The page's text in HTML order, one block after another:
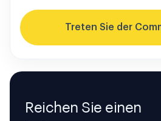
Treten Sie der
Reichen Sie einen